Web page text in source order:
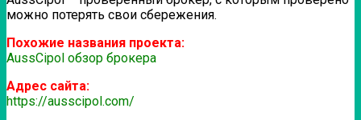
можно потерять свои сбережения.
Похожие названия проекта:
AussCipol обзор брокера
Адрес сайта:
https://ausscipol.com/